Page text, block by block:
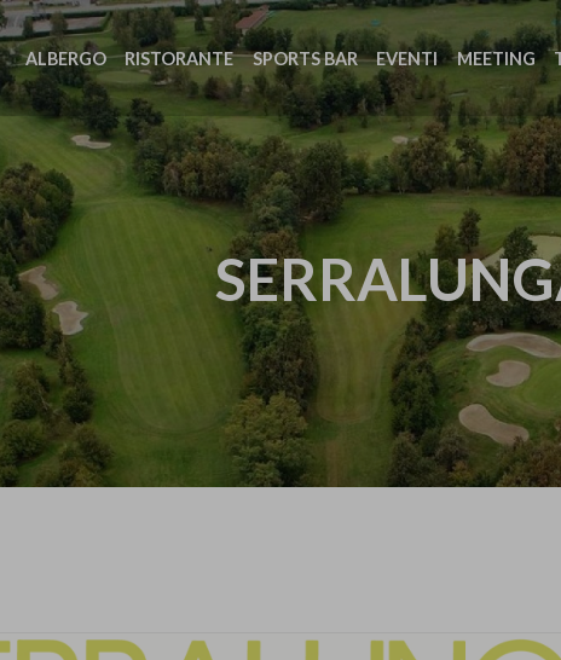
ALBERGO RISTORANTE SPORTS BAR EVENTI MEETING